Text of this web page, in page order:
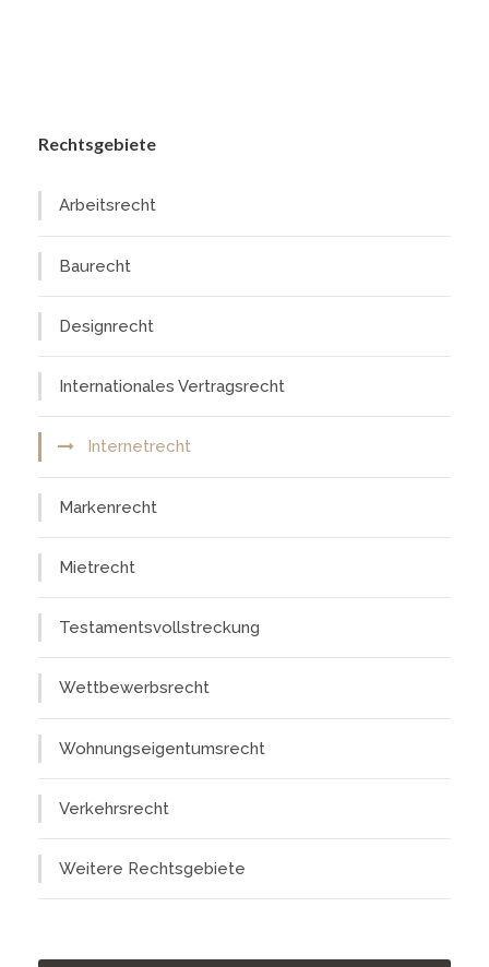
Rechtsgebiete
Arbeitsrecht
Baurecht
Designrecht
Internationales Vertragsrecht
Internetrecht
Markenrecht
Mietrecht
Testamentsvollstreckung
Wettbewerbsrecht
Wohnungseigentumsrecht
Verkehrsrecht
Weitere Rechtsgebiete